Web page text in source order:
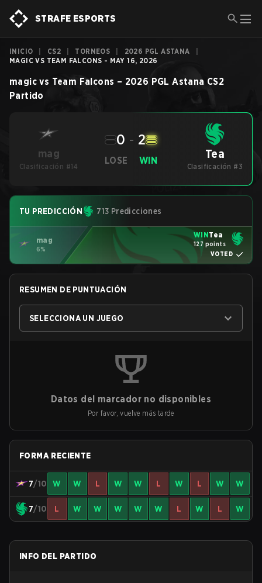
STRAFE ESPORTS
INICIO CS2 TORNEOS 2026 PGL ASTANA
MAGIC VS TEAM FALCONS - MAY 16, 2026
magic vs Team Falcons – 2026 PGL Astana CS2
Partido
mag
Clasificación #14
LOSE
0 - 2
WIN Tea
Clasificación #3
TU PREDICCIÓN 713 Predicciones
mag
6%
WINTea
127 points
VOTED
RESUMEN DE PUNTUACIÓN
SELECCIONA UN JUEGO
Datos del marcador no disponibles
Por favor, vuelve más tarde
FORMA RECIENTE
7/10 W W L W W L W L W W
7/10 L W W W W W L W L W
INFO DEL PARTIDO